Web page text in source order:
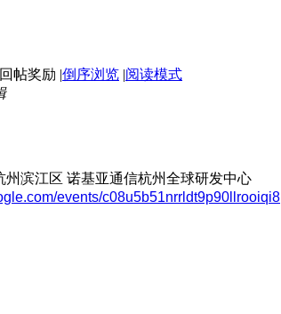
|倒序浏览 |阅读模式
滨江区 诺基亚通信杭州全球研发中心
events/c08u5b51nrrldt9p90llrooiqi8